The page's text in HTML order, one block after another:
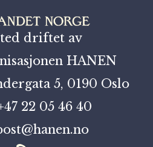
driftet av
HANEN
5, 0190 Oslo
22 05 46 40